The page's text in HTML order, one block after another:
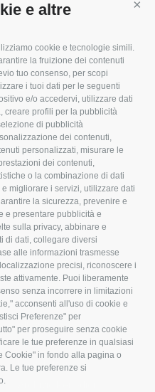
e altre
cookie e tecnologie simili.
la fruizione dei contenuti
tuo consenso, per scopi
i tuoi dati per le seguenti
e/o accedervi, utilizzare dati
creare profili per la pubblicità
di pubblicità
dei contenuti,
personalizzati, misurare le
dei contenuti,
o la combinazione di dati
migliorare i servizi, utilizzare dati
la sicurezza, prevenire e
e presentare pubblicità e
sulla privacy, abbinare e
di dati, collegare diversi
alle informazioni trasmesse
precisi, riconoscere i
attivamente. Puoi liberamente
senza incorrere in limitazioni
acconsenti all'uso di cookie e
Preferenze" per
per proseguire senza cookie
le tue preferenze in qualsiasi
Cookie" in fondo alla pagina o
Le tue preferenze si
CONFAGRICOLTURA
INFORMA
Tecnico
Fiscale
Lavoro
Ambiente
Associazione
CONFAGRICOLTURA
ATTIVA
Notizie in evidenza
Eventi
Comunicati Stampa
Video
Iscrizione Newsletter
Newsletter